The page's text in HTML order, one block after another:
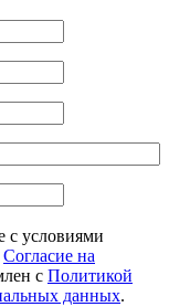
с условиями
Согласие на
с Политикой
данных.